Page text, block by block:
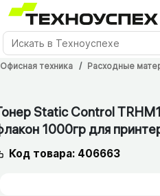
Офисная техника Расходные
Static Control
1000гр для
Код товара: 406663